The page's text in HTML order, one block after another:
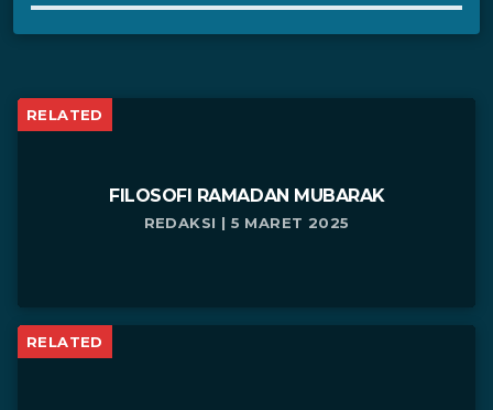
RELATED
FILOSOFI RAMADAN MUBARAK
REDAKSI | 5 MARET 2025
RELATED